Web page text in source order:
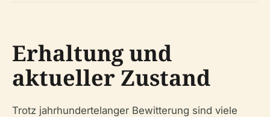
Erhaltung und
aktueller Zustand
Trotz jahrhundertelanger Bewitterung sind viele